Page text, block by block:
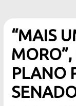
“MAIS
PLANO